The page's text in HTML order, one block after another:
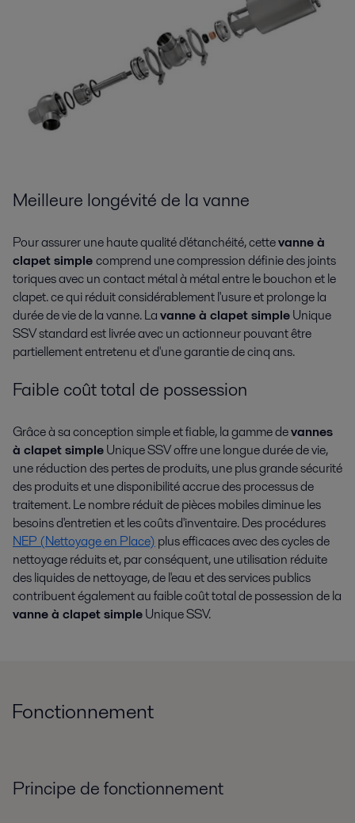
Les produits alimentaires doivent répondre aux attentes des clients. Les
technologies Alfa Laval de transformation y contribuent : goût et texture
justes, bonne hygiène et faibles coûts opérationnels.
Production laitière
Gamme d'équipements pour la production laitière
Produits d'entretien
La fabrication des produits ménagers nécessite la connaissance des
procédés et une vaste gamme d'équipements hygiéniques pour assurer
la sécurité, l'hygiène et la qualité. Alfa Laval a les deux.
Plus
Meilleure longévité de la vanne
Pour assurer une haute qualité d'étanchéité, cettevanne à
clapet simplecomprend une compression définie des joints
toriques avec un contact métal à métal entre le bouchon et le
clapet. ce qui réduit considérablement l'usure et prolonge la
durée de vie de la vanne. Lavanne à clapet simpleUnique
SSV standard est livrée avec un actionneur pouvant être
partiellement entretenu et d'une garantie de cinq ans.
Faible coût total de possession
Grâce à sa conception simple et fiable, la gamme devannes
à clapet simpleUnique SSV offre une longue durée de vie,
une réduction des pertes de produits, une plus grande sécurité
des produits et une disponibilité accrue des processus de
traitement. Le nombre réduit de pièces mobiles diminue les
besoins d'entretien et les coûts d'inventaire. Des procédures
NEP (Nettoyage en Place) plus efficaces avec des cycles de
nettoyage réduits et, par conséquent, une utilisation réduite
des liquides de nettoyage, de l'eau et des services publics
contribuent également au faible coût total de possession de la
vanne à clapet simpleUnique SSV.
Fonctionnement
Principe de fonctionnement